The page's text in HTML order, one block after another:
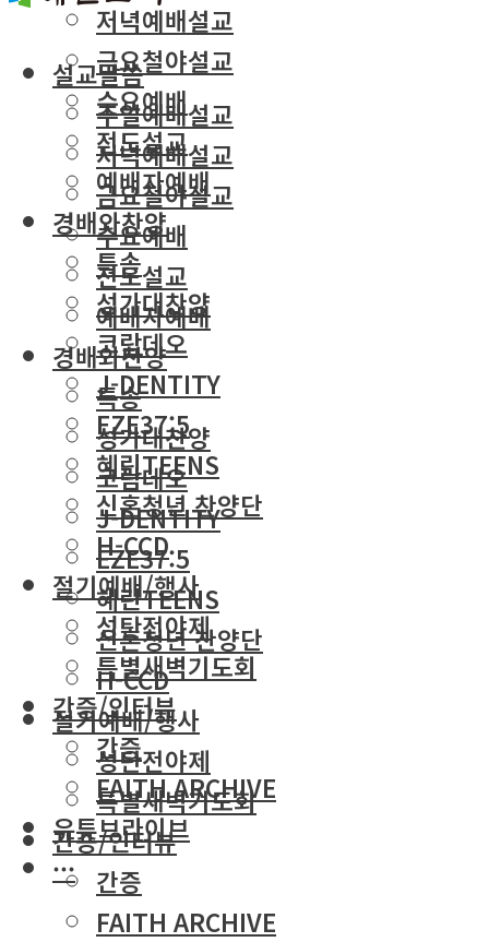
저녁예배설교
금요철야설교
수요예배
전도설교
예배자예배
경배와찬양
특송
성가대찬양
코람데오
J-DENTITY
EZE37:5
혜린TEENS
신혼청년 찬양단
H-CCD
절기예배/행사
성탄전야제
특별새벽기도회
간증/인터뷰
간증
FAITH ARCHIVE
유튜브라이브
···
설교말씀
주일예배설교
저녁예배설교
금요철야설교
수요예배
전도설교
예배자예배
경배와찬양
특송
성가대찬양
코람데오
J-DENTITY
EZE37:5
혜린TEENS
신혼청년 찬양단
H-CCD
절기예배/행사
성탄전야제
특별새벽기도회
간증/인터뷰
간증
FAITH ARCHIVE